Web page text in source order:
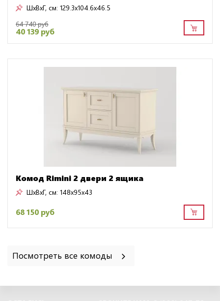
ШxВxГ, см: 129.3x104.6x46.5
64 740 руб
40 139 руб
Комод Rimini 2 двери 2 ящика
ШxВxГ, см: 148x95x43
68 150 руб
Посмотреть все комоды